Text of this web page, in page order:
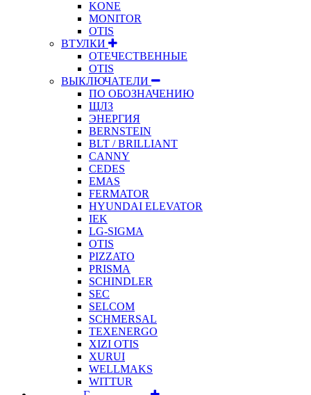
KONE
MONITOR
OTIS
ВТУЛКИ
ОТЕЧЕСТВЕННЫЕ
OTIS
ВЫКЛЮЧАТЕЛИ
ПО ОБОЗНАЧЕНИЮ
ЩЛЗ
ЭНЕРГИЯ
BERNSTEIN
BLT / BRILLIANT
CANNY
CEDES
EMAS
FERMATOR
HYUNDAI ELEVATOR
IEK
LG-SIGMA
OTIS
PIZZATO
PRISMA
SCHINDLER
SEC
SELCOM
SCHMERSAL
TEXENERGO
XIZI OTIS
XURUI
WELLMAKS
WITTUR